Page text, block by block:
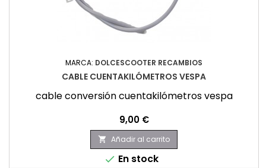
MARCA: DOLCESCOOTER RECAMBIOS
CABLE CUENTAKILÓMETROS VESPA
cable conversión cuentakilómetros vespa
Precio
9,00 €
 Añadir al carrito
 En stock